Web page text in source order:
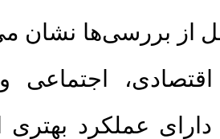
نشان می‌دهد که
اجتماعی و نهادی)
6 و 5 دارای عملکرد بهتری از منظر